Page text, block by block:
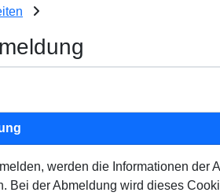
werden die Informationen der
Bei der Abmeldung wird dieses